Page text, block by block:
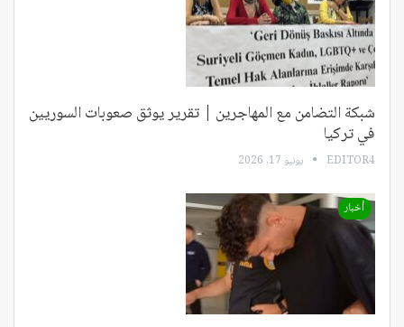
شبكة التضامن مع المهاجرين | تقرير يوثق صعوبات السوريين
في تركيا
EDITOR4 يونيو 17, 2026
أخبار